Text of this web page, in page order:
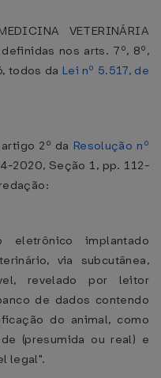
VETERINÁRIA
nos arts. 7º, 8º,
todos da Lei nº 5.517, de
2º da Resolução nº
2020, Seção 1, pp. 112-
implantado
via subcutânea,
revelado por leitor
de dados contendo
do animal, como
(presumida ou real) e
legal".